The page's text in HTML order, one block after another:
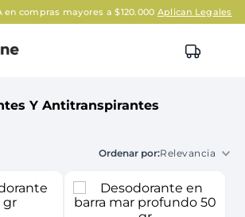
en compras mayores a $120.000 Aplican Legales
Y Antitranspirantes
Relevancia